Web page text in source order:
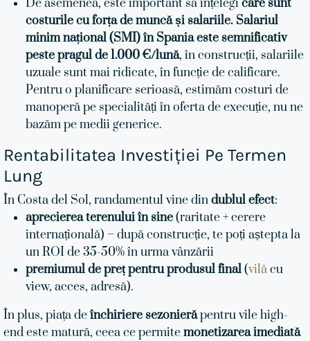
De asemenea, este important să înțelegicare sunt
costurile cu forța de muncă și salariile. Salariul
minim național (SMI) în Spania este semnificativ
peste pragul de 1.000 €/lună, în construcții, salariile
uzuale sunt mai ridicate, în funcție de calificare.
Pentru o planificare serioasă, estimăm costuri de
manoperă pe specialități în oferta de execuție, nu ne
bazăm pe medii generice.
Rentabilitatea Investiției Pe Termen
Lung
În Costa del Sol, randamentul vine dindublul efect:
aprecierea terenului în sine(raritate + cerere
internațională) – după construcție, te poți aștepta la
un ROI de 35-50% în urma vânzării
premiumul de preț pentru produsul final(vilăcu
view, acces, adresă).
În plus, piața deînchiriere sezonierăpentru vile high-
end este matură, ceea ce permitemonetizarea imediată